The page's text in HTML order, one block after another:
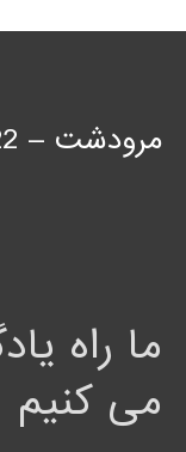
مرودشت – 22 بهمن شمالی
ما راه
می کنیم